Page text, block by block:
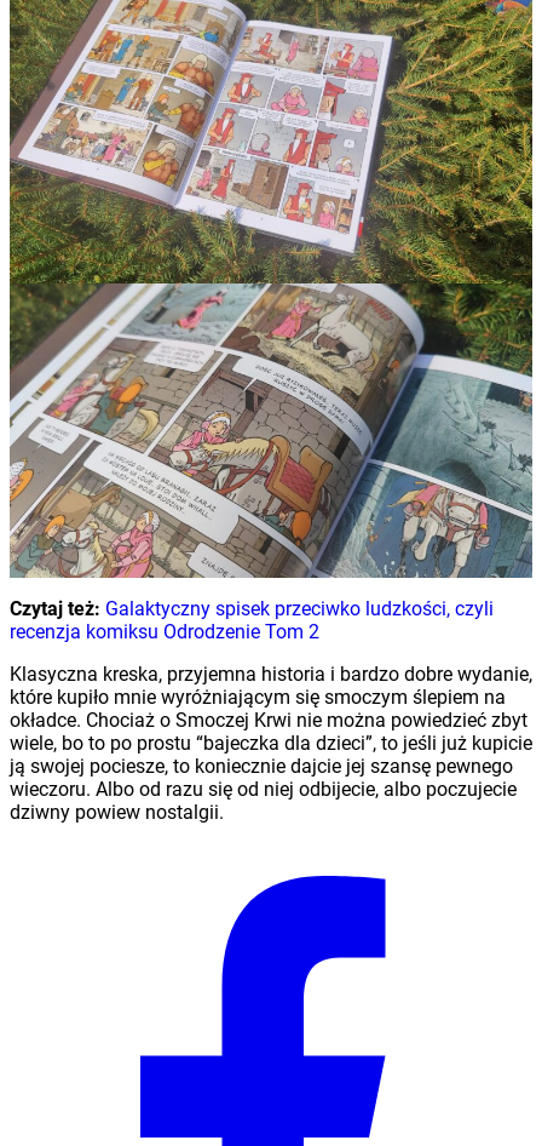
Czytaj też: Galaktyczny spisek przeciwko ludzkości, czyli
recenzja komiksu Odrodzenie Tom 2
Klasyczna kreska, przyjemna historia i bardzo dobre wydanie,
które kupiło mnie wyróżniającym się smoczym ślepiem na
okładce. Chociaż o Smoczej Krwi nie można powiedzieć zbyt
wiele, bo to po prostu “bajeczka dla dzieci”, to jeśli już kupicie
ją swojej pociesze, to koniecznie dajcie jej szansę pewnego
wieczoru. Albo od razu się od niej odbijecie, albo poczujecie
dziwny powiew nostalgii.